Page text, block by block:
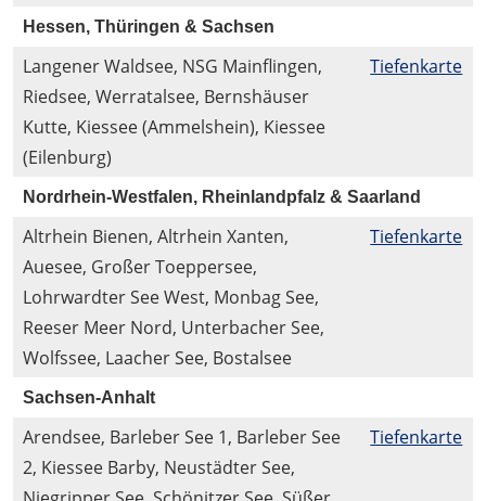
Hessen, Thüringen & Sachsen
Langener Waldsee, NSG Mainflingen,
Riedsee, Werratalsee, Bernshäuser
Kutte, Kiessee (Ammelshein), Kiessee
(Eilenburg)
Tiefenkarte
Nordrhein-Westfalen, Rheinlandpfalz & Saarland
Altrhein Bienen, Altrhein Xanten,
Auesee, Großer Toeppersee,
Lohrwardter See West, Monbag See,
Reeser Meer Nord, Unterbacher See,
Wolfssee, Laacher See, Bostalsee
Tiefenkarte
Sachsen-Anhalt
Arendsee, Barleber See 1, Barleber See
2, Kiessee Barby, Neustädter See,
Tiefenkarte